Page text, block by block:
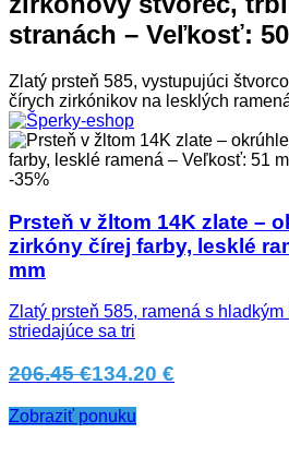
stranách – Veľkosť:
Zlatý prsteň 585, vystupujúci
čírych zirkónikov na lesklých
-35%
Prsteň v žltom 14K zlate –
zirkóny čírej farby, lesklé
mm
Zlatý prsteň 585, ramená s
striedajúce sa tri
206.45 €134.20 €
Zobraziť ponuku